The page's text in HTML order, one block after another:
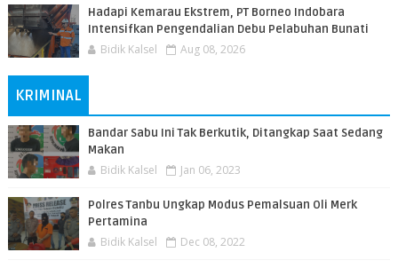
​Hadapi Kemarau Ekstrem, PT Borneo Indobara
Intensifkan Pengendalian Debu Pelabuhan Bunati
Bidik Kalsel Aug 08, 2026
KRIMINAL
Bandar Sabu Ini Tak Berkutik, Ditangkap Saat Sedang
Makan
Bidik Kalsel Jan 06, 2023
Polres Tanbu Ungkap Modus Pemalsuan Oli Merk
Pertamina
Bidik Kalsel Dec 08, 2022